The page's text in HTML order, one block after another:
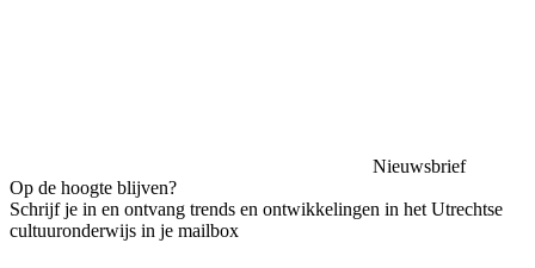
Nieuwsbrief
Op de hoogte blijven?
Schrijf je in en ontvang trends en ontwikkelingen in het Utrechtse
cultuuronderwijs in je mailbox